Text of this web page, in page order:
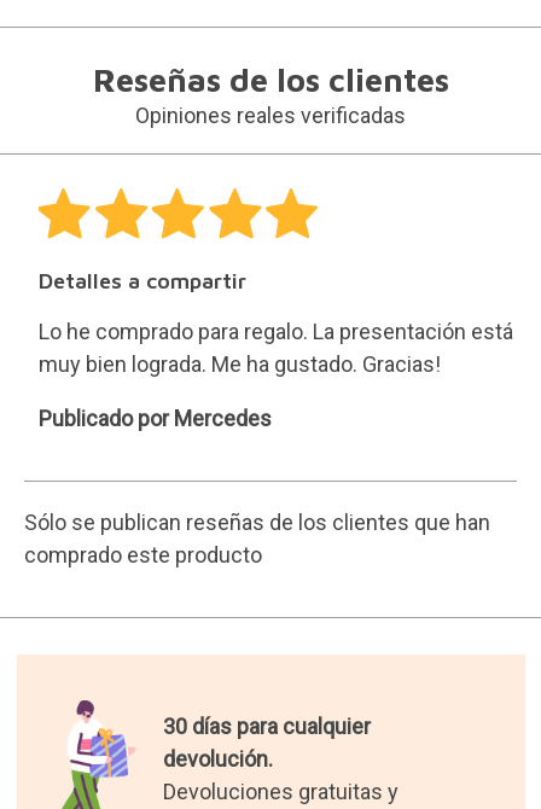
Reseñas de los clientes
Opiniones reales verificadas
Detalles a compartir
Lo he comprado para regalo. La presentación está
muy bien lograda. Me ha gustado. Gracias!
Mercedes
Publicado por Mercedes
Sólo se publican reseñas de los clientes que han
comprado este producto
30 días para cualquier
devolución.
Devoluciones gratuitas y